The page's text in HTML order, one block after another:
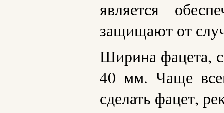
является
защищают от
Ширина фацета,
40 мм. Чаще
сделать фацет,